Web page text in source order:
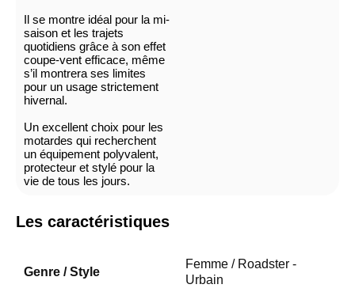
Il se montre idéal pour la mi-
saison et les trajets
quotidiens grâce à son effet
coupe-vent efficace, même
s’il montrera ses limites
pour un usage strictement
hivernal.
Un excellent choix pour les
motardes qui recherchent
un équipement polyvalent,
protecteur et stylé pour la
vie de tous les jours.
Les caractéristiques
Genre / Style
Femme / Roadster -
Urbain